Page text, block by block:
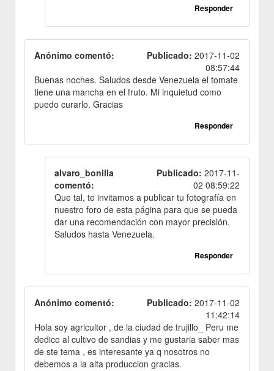
Responder
Anónimo comentó: Publicado: 2017-11-02
08:57:44
Buenas noches. Saludos desde Venezuela el tomate
tiene una mancha en el fruto. Mi inquietud como
puedo curarlo. Gracias
Responder
alvaro_bonilla
comentó:
Publicado: 2017-11-
02 08:59:22
Que tal, te invitamos a publicar tu fotografía en
nuestro foro de esta página para que se pueda
dar una recomendación con mayor precisión.
Saludos hasta Venezuela.
Responder
Anónimo comentó: Publicado: 2017-11-02
11:42:14
Hola soy agricultor , de la ciudad de trujillo_ Peru me
dedico al cultivo de sandias y me gustaria saber mas
de ste tema , es interesante ya q nosotros no
debemos a la alta produccion gracias.